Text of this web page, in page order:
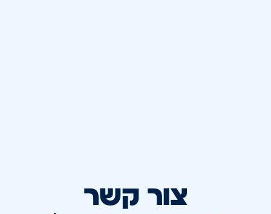
צור קשר